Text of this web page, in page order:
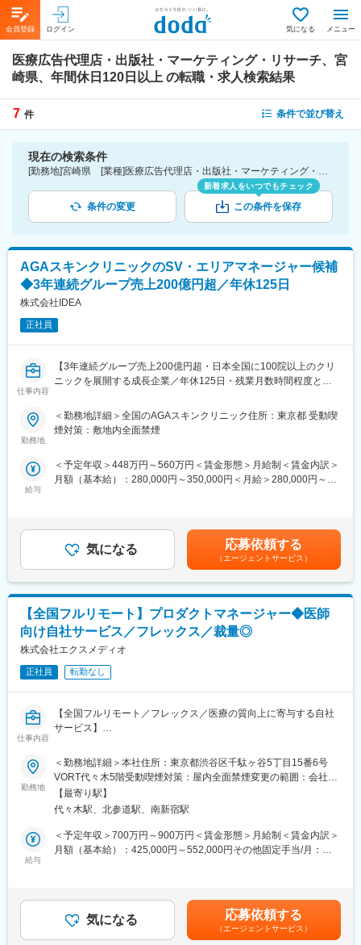
会員登録 ログイン 気になる メニュー
医療広告代理店・出版社・マーケティング・リサーチ、宮
崎県、年間休日120日以上 の転職・求人検索結果
7 件 条件で並び替え
現在の検索条件
[勤務地]宮崎県 [業種]医療広告代理店・出版社・マーケティング・リサーチ-医薬品・医療機器・ライフサイエンス・医療系サービス [こだわり条件ピックアップ]年間休日120日以上 [詳細条件](休日・働き方)年間休日120日以上
条件の変更
新着求人をいつでもチェック
この条件を保存
AGAスキンクリニックのSV・エリアマネージャー候補
◆3年連続グループ売上200億円超／年休125日
株式会社IDEA
正社員
仕事内容
【3年連続グループ売上200億円超・日本全国に100院以上のクリ
ニックを展開する成長企業／年休125日・残業月数時間程度とメ
■業務内容：
全国に展開している発毛専門クリニック「AGAスキンクリニッ
※初任地に関しては、選考を通じてご希望をお伺いし、考慮した上
で決定いたします。
・クリニックスタッフの採用業務（面接など）
・受付スタッフの教育、指導、マネジメント
・本部会議への参加
・各種研修参加（年数回）
・各種トラブル対応（設備関連・クレーム）、改善対応
月に20日程度、管理している医院で勤務いたします。クリニック
の中心メンバー、将来のマネージャー候補として、ご活躍頂ける
方を募集いたします。
■勤務例：横浜のマネージャー候補の主な1日の流れ
↓
13時 昼休憩
14時 （川崎院へ移動、院責とのMTG等）
↓
16時 （上?である統括とMTG等）
↓
19時 帰宅
■当社について：
海外の様々な医療機器・美容機器等を紹介していました。
◎2011年に医療コンサルティング会社と合併し、2012年10月よ
り医療に特化したコンサルティングを主軸とした事業を展開して
勤務地
＜勤務地詳細＞全国のAGAスキンクリニック住所：東京都 受動喫
煙対策：敷地内全面禁煙
給与
＜予定年収＞448万円～560万円＜賃金形態＞月給制＜賃金内訳＞
月額（基本給）：280,000円～350,000円＜月給＞280,000円～
額であり、選考を通じて上下する可能性があります。月給(月額)は
固定手当を含めた表記です。
気になる 応募依頼する
（エージェントサービス）
【全国フルリモート】プロダクトマネージャー◆医師
向け自社サービス／フレックス／裁量◎
株式会社エクスメディオ
正社員 転勤なし
仕事内容
【全国フルリモート／フレックス／医療の質向上に寄与する自社
サービス】
■担当業務
「ヒポクラ」という医師専用のWebサービスのプロダクトマネー
ジャーをお任せします。
「ヒポクラ」：約75,000人以上の医師が参加する日本最大級の医
師専用SNS。医師が専門外の事象に遭遇した際に他の医師より知
見を得られるオンライン医局”として拡大中。
・市場・競合・ユーザー分析
・新サービス、新機能の企画、要件定義、仕様策定
勤務地
＜勤務地詳細＞本社住所：東京都渋谷区千駄ヶ谷5丁目15番6号
VORT代々木5階受動喫煙対策：屋内全面禁煙変更の範囲：会社の
定める事業所（リモートワーク含む）
【最寄り駅】
代々木駅、北参道駅、南新宿駅
給与
＜予定年収＞700万円～900万円＜賃金形態＞月給制＜賃金内訳＞
月額（基本給）：425,000円～552,000円その他固定手当/月：
残業手当＞有＜給与補足＞固定手当として、在宅勤務手当(月1万
円)がございます。賃金はあくまでも目安の金額であり、選考を通
じて上下する可能性があります。月給(月額)は固定手当を含めた表
気になる 応募依頼する
（エージェントサービス）